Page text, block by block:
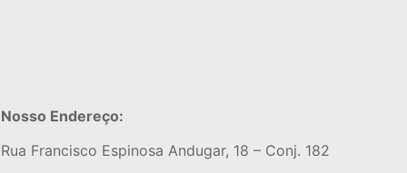
Nosso Endereço:
Rua Francisco Espinosa Andugar, 18 – Conj. 182